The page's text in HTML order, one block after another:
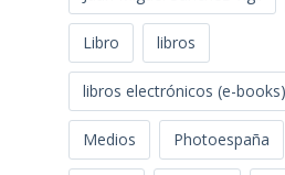
Libro libros
libros electrónicos (e-books)
Medios Photoespaña